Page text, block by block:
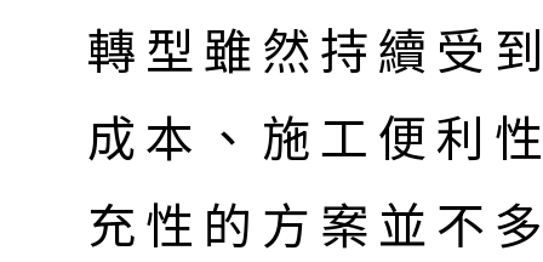
轉型雖然持續受
成本、施工便利
充性的方案並不